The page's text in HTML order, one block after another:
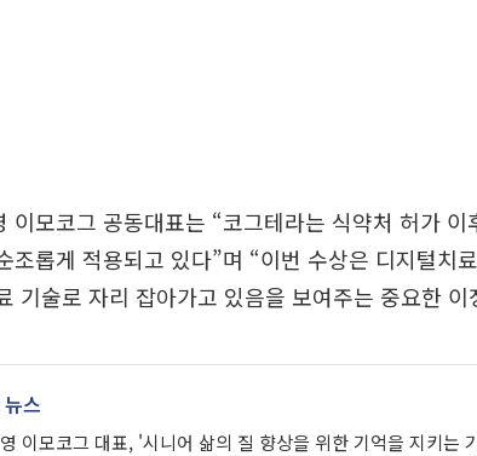
이모코그 공동대표는 “코그테라는 식약처 허가
조롭게 적용되고 있다”며 “이번 수상은 디지털치
기술로 자리 잡아가고 있음을 보여주는 중요한
스
이모코그 대표, '시니어 삶의 질 향상을 위한 기억을 지키는